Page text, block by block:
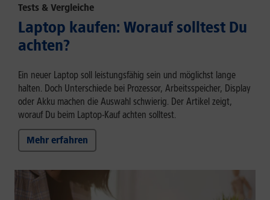
Tests & Vergleiche
Laptop kaufen: Worauf solltest Du
achten?
Ein neuer Laptop soll leistungsfähig sein und möglichst lange
halten. Doch Unterschiede bei Prozessor, Arbeitsspeicher, Display
oder Akku machen die Auswahl schwierig. Der Artikel zeigt,
worauf Du beim Laptop-Kauf achten solltest.
Mehr erfahren